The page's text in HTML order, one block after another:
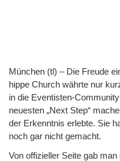
München (tl) – Die Freude
hippe Church währte nur
in die Eventisten-
neuesten „Next Step“
der Erkenntnis erlebte. Sie
noch gar nicht gemacht.
Von offizieller Seite gab